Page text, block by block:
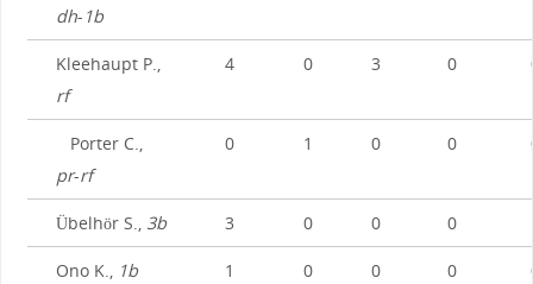
dh- 1b
Kleehaupt P.,
rf
4 0 3 0
Porter C.,
pr-rf
0 1 0 0
Übelhör S., 3b 3 0 0 0
Ono K., 1b 1 0 0 0